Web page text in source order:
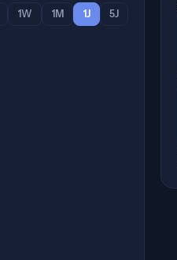
1W 1M 1J 5J